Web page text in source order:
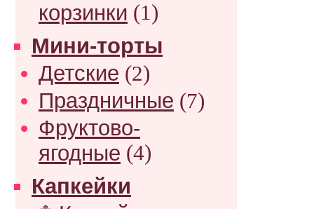
корзинки (1)
Мини-торты
Детские (2)
Праздничные (7)
Фруктово-
ягодные (4)
Капкейки